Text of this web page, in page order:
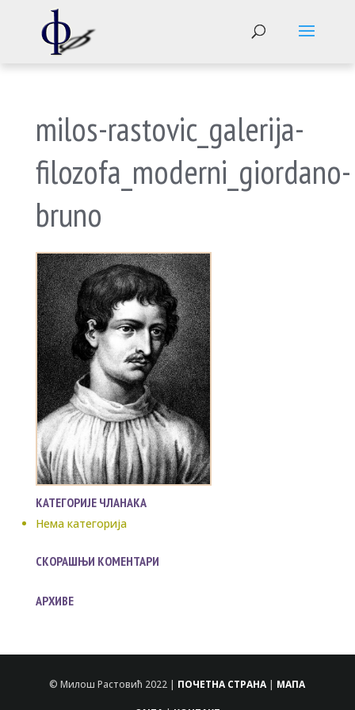
milos-rastovic_galerija-
filozofa_moderni_giordano-
bruno
КАТЕГОРИЈЕ ЧЛАНАКА
Нема категорија
СКОРАШЊИ КОМЕНТАРИ
АРХИВЕ
© Милош Растовић 2022 | ПОЧЕТНА СТРАНА| МАПА